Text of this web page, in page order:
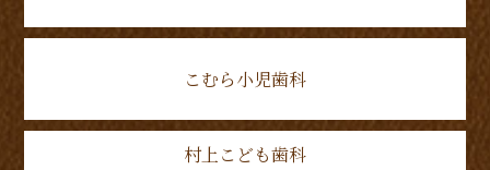
こむら小児歯科
村上こども歯科